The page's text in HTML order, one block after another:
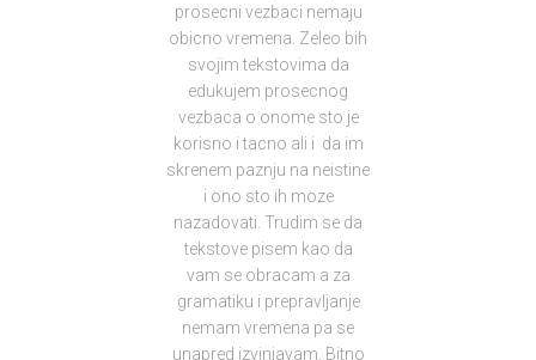
prosecni vezbaci nemaju
obicno vremena. Zeleo bih
svojim tekstovima da
edukujem prosecnog
vezbaca o onome sto je
korisno i tacno ali i da im
skrenem paznju na neistine
i ono sto ih moze
nazadovati. Trudim se da
tekstove pisem kao da
vam se obracam a za
gramatiku i prepravljanje
nemam vremena pa se
unapred izvinjavam. Bitno